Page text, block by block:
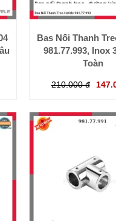
Bas Nối Thanh
981.77.993, Inox
Toàn
210.000 đ